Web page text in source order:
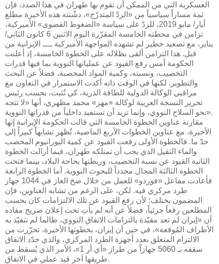
العسكرية التي من الممكن أن تقوم بها طهران في هذا الصدد، فإن
ثمة مساراً سياسياً من «الردّ المتدرّج»، دشّنته هذه الأخيرة مطلع
أيار/ مايو 2019، للردّ على سياسة «الضغوط القصوى» الأميركية،
تزامن في محطته الخامسة المقرّرة اليوم الاثنين 6 كانون الثاني/
يناير، مع تصعيد خطير لم تشهده المواجهة الأميركية ــــ الإيرانية من
قبل. هذا التزامن ألقى بظلاله على الخطوة الخامسة، إذ أعلنت
الحكومة أمس رفع القيود عن عملياتها النووية بما فيها قدرات
التخصيب، ونسبته، وكمية المواد المخصبة، فضلاً عن البحث
والتطوير. لكنها في الوقت ذاته أكدت الاستمرار في التعاون مع
مراقبي الوكالة الدولية للطاقة الذرية، كي تُثبت، بحسب رئيس
تحرير النسخة العربية لوكالة «مهر» محمد مظهري، أنها «لا تتجه
نحو السلاح النووي، وإنما تريد أن تستفيد داخلياً من قدراتها النووية».
مقارنة عناوين الخطوة الخامسة التي قالت الحكومة الإيرانية إنها
الأخيرة، مع عناوين الخطوات الأربع الماضية، تُظهر تشابهاً كبيراً إلى
حدّ ما. فالخطوة الأولى رفعت القيود عن كمية اليورانيوم المخصب
والماء الثقيل الذي يجب أن تمتلكه طهران، فيما أزالت الخطوة
الثانية القيود عن نسبة التخصيب، وربطتها بحاجة البلاد، بينما فتحت
الخطوة الثالثة المجال مجدداً للبحوث النووية. أما الخطوة الرابعة
فأعادت مفاعل «فوردو» للعمل من خلال ضخ الغاز في 1044 جهاز
طرد مركزي فيه. لكن، على الرغم من تشابه العناوين، فإن
المضمون يختلف؛ لأن رفع القيود عن تلك الالتزامات كان بحسب
المطلعين رفعاً جزئياً، فضلاً عن أنه لم يأتِ تحت إعلان صريح مفاده
أن «إيران لم تعد مقيّدة بالتزامات الاتفاق النووي، طالما لم تتقيّد به
الأطراف المُوقعة»، في حين أن إيران، بخطوتها الأخيرة، تحرّرت من
الالتزام المتعلق بعدد أجهزة الطرد المركزي، والذي حدّد الاتفاق
سقفه بـ 5060 جهازاً من طراز «أي أر 1»، الأمر الذي يُسقط من
طريقها آخر قيد عملي في الاتفاق.